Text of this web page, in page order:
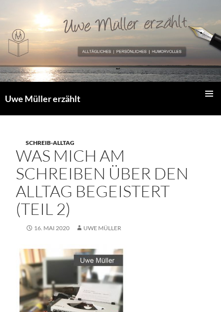
Inhalt
springen
Uwe Müller erzählt
MENÜ
SCHREIB-ALLTAG
WAS MICH AM
SCHREIBEN ÜBER DEN
ALLTAG BEGEISTERT
(TEIL 2)
16. MAI 2020 UWE MÜLLER